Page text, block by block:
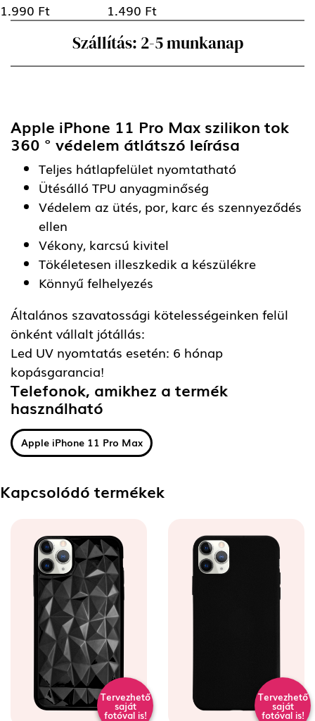
1.990 Ft 1.490 Ft
Szállítás: 2-5 munkanap
Apple iPhone 11 Pro Max szilikon tok
360 ° védelem átlátszó leírása
Teljes hátlapfelület nyomtatható
Ütésálló TPU anyagminőség
Védelem az ütés, por, karc és szennyeződés
ellen
Vékony, karcsú kivitel
Tökéletesen illeszkedik a készülékre
Könnyű felhelyezés
Általános szavatossági kötelességeinken felül
önként vállalt jótállás:
Led UV nyomtatás esetén: 6 hónap
kopásgarancia!
Telefonok, amikhez a termék
használható
Apple iPhone 11 Pro Max
Kapcsolódó termékek
Tervezhető
saját
fotóval is!
Tervezhető
saját
fotóval is!